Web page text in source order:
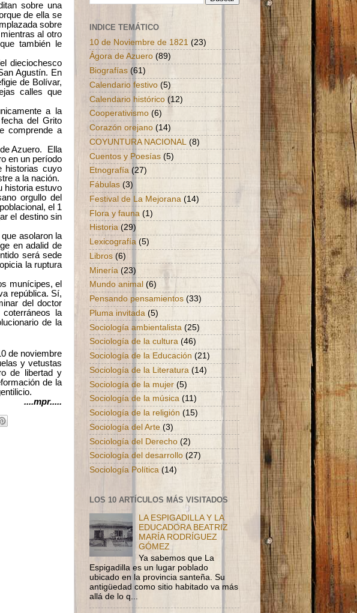
sobre una
de ella se
sobre
al otro
también le
dieciochesco
Agustín. En
de Bolívar,
calles que
a la
del Grito
comprende a
Azuero. Ella
en un período
historias cuyo
a la nación.
historia estuvo
orgullo del
el 1
el destino sin
asolaron la
en adalid de
será sede
la ruptura
munícipes, el
república. Sí,
del doctor
la
de la
de noviembre
y vetustas
de libertad y
de la
....mpr.....
INDICE TEMÁTICO
10 de Noviembre de 1821 (23)
Ágora de Azuero (89)
Biografías (61)
Calendario festivo (5)
Calendario histórico (12)
Cooperativismo (6)
Corazón orejano (14)
COYUNTURA NACIONAL
(8)
Cuentos y Poesías (5)
Etnografía (27)
Fábulas (3)
Festival de La Mejorana (14)
Flora y fauna (1)
Historia (29)
Lexicografía (5)
Libros (6)
Minería (23)
Mundo animal (6)
Pensando pensamientos (33)
Pluma invitada (5)
Sociología ambientalista (25)
Sociología de la cultura (46)
Sociología de la Educación (21)
Sociología de la Literatura (14)
Sociología de la mujer (5)
Sociología de la música (11)
Sociología de la religión (15)
Sociología del Arte (3)
Sociología del Derecho (2)
Sociología del desarrollo (27)
Sociología Política (14)
LOS 10 ARTÍCULOS MÁS VISITADOS
LA ESPIGADILLA Y LA
EDUCADORA BEATRIZ
MARÍA RODRÍGUEZ
GÓMEZ
Ya sabemos que La
Espigadilla es un lugar poblado
ubicado en la provincia santeña. Su
antigüedad como sitio habitado va más
allá de lo q...